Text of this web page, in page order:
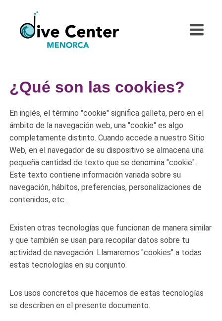
contenido
¿Qué son las cookies?
En inglés, el término "cookie" significa galleta, pero en el
ámbito de la navegación web, una "cookie" es algo
completamente distinto. Cuando accede a nuestro Sitio
Web, en el navegador de su dispositivo se almacena una
pequeña cantidad de texto que se denomina "cookie".
Este texto contiene información variada sobre su
navegación, hábitos, preferencias, personalizaciones de
contenidos, etc...
Existen otras tecnologías que funcionan de manera similar
y que también se usan para recopilar datos sobre tu
actividad de navegación. Llamaremos "cookies" a todas
estas tecnologías en su conjunto.
Los usos concretos que hacemos de estas tecnologías
se describen en el presente documento.